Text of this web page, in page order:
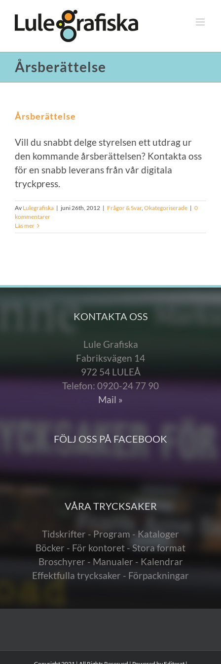
innehållet
Årsberättelse
Årsberättelse
Vill du snabbt delge styrelsen ett utdrag ur
den kommande årsberättelsen? Kontakta oss
för en snabb leverans från vår digitala
tryckpress.
Av Lulegrafiska | juni 26th, 2012 | Frågor & Svar, Okategoriserade | 0
kommentarer
Läs mer
KONTAKTA OSS
Lule Grafiska
Fabriksvägen 14
972 54 LULEÅ
Telefon: 0920-24 77 90
Mail »
FÖLJ OSS PÅ FACEBOOK
VÅRA TRYCKSAKER
Tidskrifter - Program - Kataloger
Böcker - För kontoret - Stora format
Broschyrer - Manualer - Kalendrar
Effektfulla trycksaker - Förpackningar